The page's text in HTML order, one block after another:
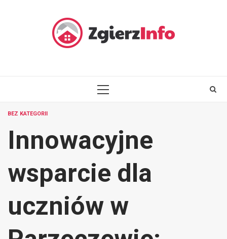
PRIMARY
BEZ KATEGORII
Innowacyjne
wsparcie dla
uczniów w